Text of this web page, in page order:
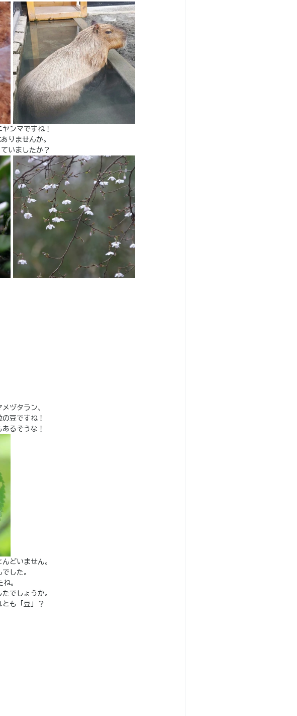
ンマですね！
りませんか。
いましたか？
ヅタラン、
豆ですね！
るそうな！
どいません。
した。
。
でしょうか。
も「豆」？